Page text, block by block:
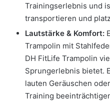
Trainingserlebnis und
transportieren und
Lautstärke & Komfort:
Trampolin mit
DH FitLife Trampolin
Sprungerlebnis bietet.
lauten Geräuschen
Training